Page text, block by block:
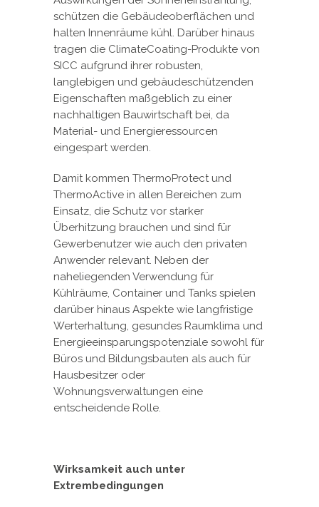
schützen die Gebäudeoberflächen und
halten Innenräume kühl. Darüber hinaus
tragen die ClimateCoating-Produkte von
SICC aufgrund ihrer robusten,
langlebigen und gebäudeschützenden
Eigenschaften maßgeblich zu einer
nachhaltigen Bauwirtschaft bei, da
Material- und Energieressourcen
eingespart werden.
Damit kommen ThermoProtect und
ThermoActive in allen Bereichen zum
Einsatz, die Schutz vor starker
Überhitzung brauchen und sind für
Gewerbenutzer wie auch den privaten
Anwender relevant. Neben der
naheliegenden Verwendung für
Kühlräume, Container und Tanks spielen
darüber hinaus Aspekte wie langfristige
Werterhaltung, gesundes Raumklima und
Energieeinsparungspotenziale sowohl für
Büros und Bildungsbauten als auch für
Hausbesitzer oder
Wohnungsverwaltungen eine
entscheidende Rolle.
Wirksamkeit auch unter
Extrembedingungen